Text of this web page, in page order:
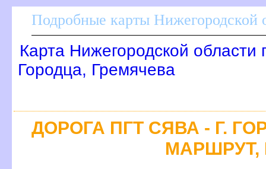
Подробные карты Нижегородской
Карта Нижегородской области
Городца, Гремячева
ДОРОГА ПГТ СЯВА - Г.
МАРШРУТ,